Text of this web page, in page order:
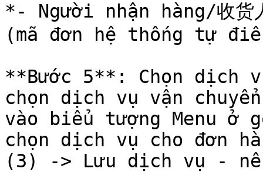
*- Người nhận hàng/收货
(mã đơn hệ thống tự
**Bước 5**: Chọn dịch
chọn dịch vụ vận
vào biểu tượng Menu ở
chọn dịch vụ cho đơn
(3) -> Lưu dịch vụ -